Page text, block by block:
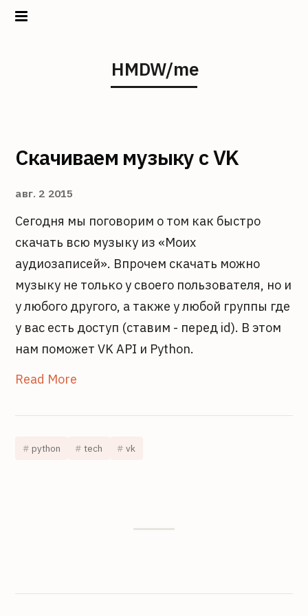
HMDW/me
Скачиваем музыку с VK
авг. 2 2015
Сегодня мы поговорим о том как быстро
скачать всю музыку из «Моих
аудиозаписей». Впрочем скачать можно
музыку не только у своего пользователя, но и
у любого другого, а также у любой группы где
у вас есть доступ (ставим - перед id). В этом
нам поможет VK API и Python.
Read More
python tech vk